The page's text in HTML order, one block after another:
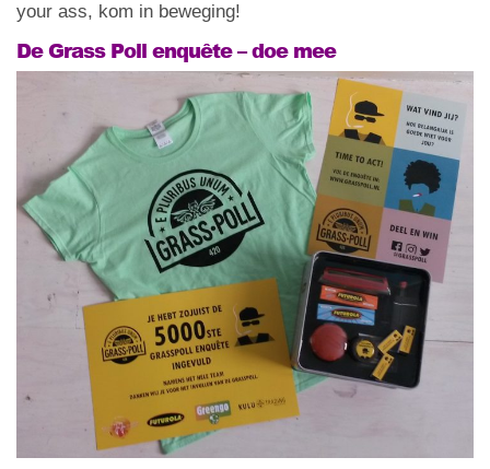
your ass, kom in beweging!
De Grass Poll enquête – doe mee